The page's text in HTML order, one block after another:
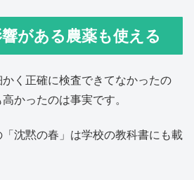
がある農薬も使える
く正確に検査できてなかったの
かったのは事実です。
沈黙の春」は学校の教科書にも載